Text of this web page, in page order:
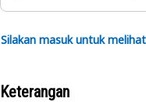
Silakan masuk untuk
Keterangan